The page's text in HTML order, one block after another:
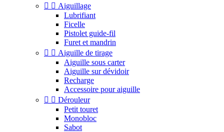
  Aiguillage
Lubrifiant
Ficelle
Pistolet guide-fil
Furet et mandrin
  Aiguille de tirage
Aiguille sous carter
Aiguille sur dévidoir
Recharge
Accessoire pour aiguille
  Dérouleur
Petit touret
Monobloc
Sabot